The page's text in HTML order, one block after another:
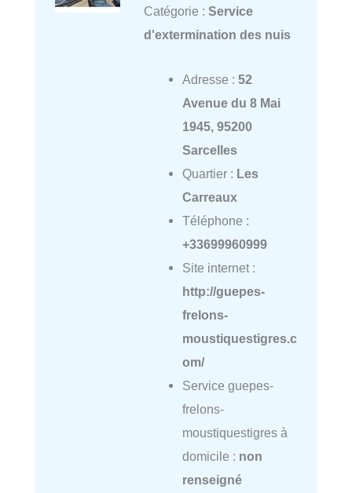
Catégorie : Service
d'extermination des nuis
Adresse : 52
Avenue du 8 Mai
1945, 95200
Sarcelles
Quartier : Les
Carreaux
Téléphone :
+33699960999
Site internet :
http://guepes-
frelons-
moustiquestigres.c
om/
Service guepes-
frelons-
moustiquestigres à
domicile : non
renseigné